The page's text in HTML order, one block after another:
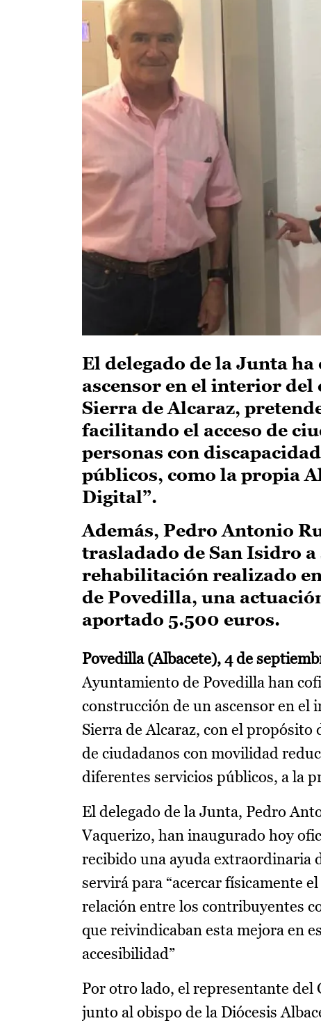
El delegado de la Junta
ascensor en el interior
Sierra de Alcaraz,
facilitando el acceso de
personas con
públicos, como la propia
Digital”.
Además, Pedro Antonio
trasladado de San Isidro
rehabilitación realizado
de Povedilla, una
aportado 5.500 euros.
Povedilla (Albacete), 4 de
Ayuntamiento de Povedilla han
construcción de un ascensor en el
Sierra de Alcaraz, con el
de ciudadanos con movilidad
diferentes servicios públicos, a la
El delegado de la Junta, Pedro
Vaquerizo, han inaugurado hoy
recibido una ayuda extraordinaria
servirá para “acercar físicamente
relación entre los contribuyentes
que reivindicaban esta mejora en
accesibilidad”
Por otro lado, el representante del
junto al obispo de la Diócesis